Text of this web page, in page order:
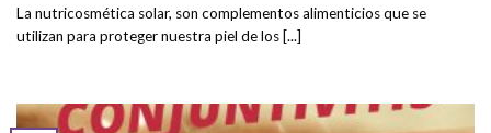
La nutricosmética solar, son complementos alimenticios que se
utilizan para proteger nuestra piel de los [...]